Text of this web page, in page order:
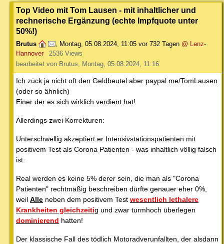
Top Video mit Tom Lausen - mit inhaltlicher und
rechnerische Ergänzung (echte Impfquote unter
50%!)
Brutus , Montag, 05.08.2024, 11:05 vor 732 Tagen @ Lenz-
Hannover
2536 Views
bearbeitet von Brutus, Montag, 05.08.2024, 11:16
Ich zück ja nicht oft den Geldbeutel aber paypal.me/TomLausen
(oder so ähnlich)
Einer der es sich wirklich verdient hat!
Allerdings zwei Korrekturen:
Unterschwellig akzeptiert er Intensivstationspatienten mit
positivem Test als Corona Patienten - was inhaltlich völlig falsch
ist.
Real werden es keine 5% derer sein, die man als "Corona
Patienten" rechtmäßig beschreiben dürfte genauer eher 0%,
weil Alle neben dem positivem Test wesentlich lethalere
Krankheiten gleichzeitig und zwar turmhoch überlegen
dominierend hatten!
Der klassische Fall des tödlich Motoradverunfallten, der alsdann